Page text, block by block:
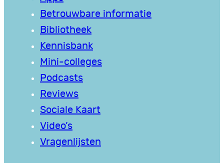
Betrouwbare informatie
Bibliotheek
Kennisbank
Mini-colleges
Podcasts
Reviews
Sociale Kaart
Video’s
Vragenlijsten